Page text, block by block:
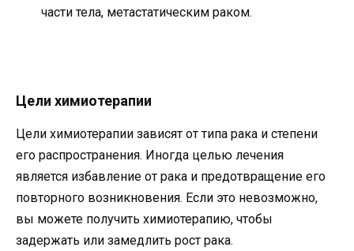
части тела, метастатическим раком.
Цели химиотерапии
Цели химиотерапии зависят от типа рака и степени
его распространения. Иногда целью лечения
является избавление от рака и предотвращение его
повторного возникновения. Если это невозможно,
вы можете получить химиотерапию, чтобы
задержать или замедлить рост рака.